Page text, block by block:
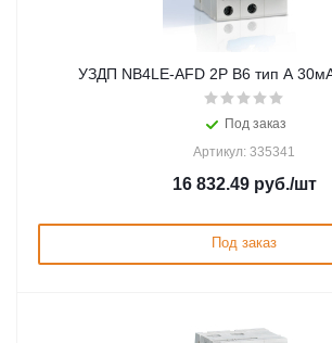
УЗДП NB4LE-AFD 2P B6 тип A
Под заказ
Артикул: 335341
16 832.49руб./шт
Под заказ